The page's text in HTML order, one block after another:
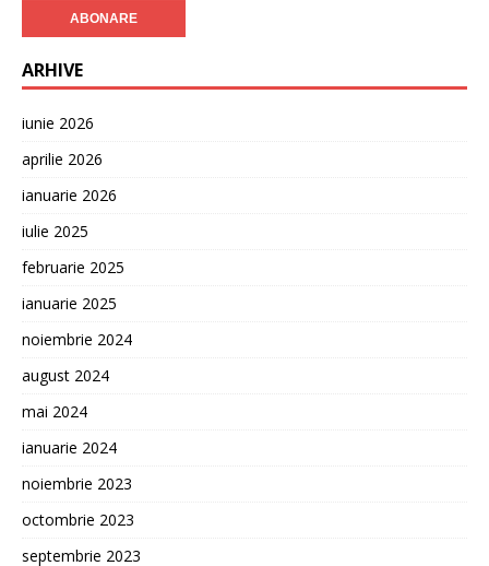
ARHIVE
iunie 2026
aprilie 2026
ianuarie 2026
iulie 2025
februarie 2025
ianuarie 2025
noiembrie 2024
august 2024
mai 2024
ianuarie 2024
noiembrie 2023
octombrie 2023
septembrie 2023